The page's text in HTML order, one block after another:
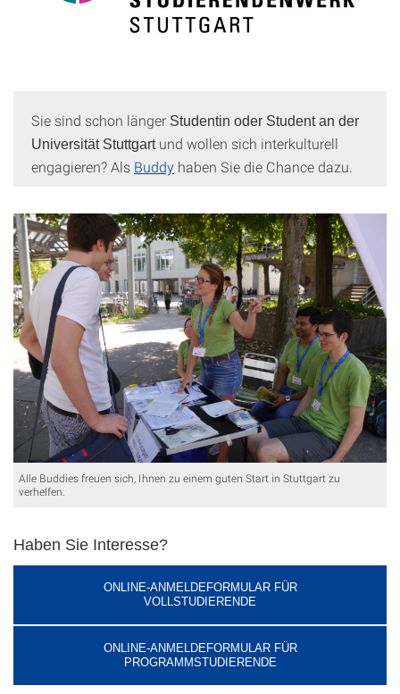
Sie sind schon länger Studentin oder Student an der
Universität Stuttgartund wollen sich interkulturell
engagieren? Als Buddy haben Sie die Chance dazu.
Alle Buddies freuen sich, Ihnen zu einem guten Start in Stuttgart zu
verhelfen.
Haben Sie Interesse?
ONLINE-ANMELDEFORMULAR FÜR
VOLLSTUDIERENDE
ONLINE-ANMELDEFORMULAR FÜR
PROGRAMMSTUDIERENDE